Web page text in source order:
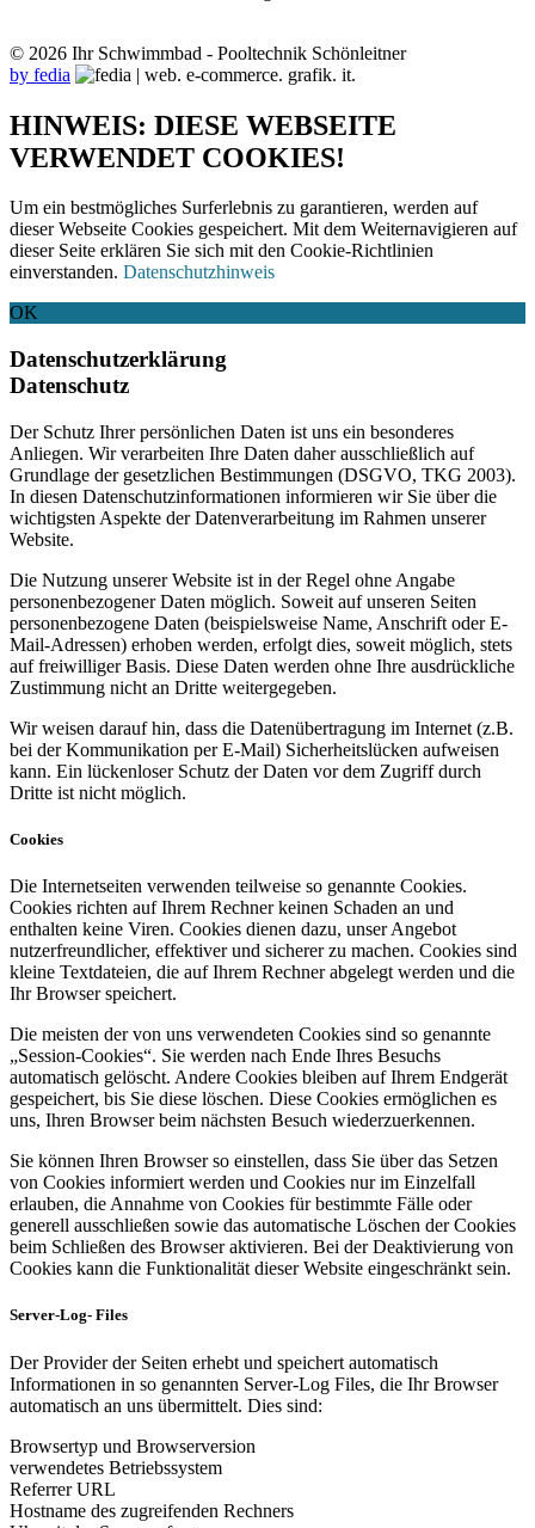
© 2026 Ihr Schwimmbad - Pooltechnik Schönleitner
by fedia
HINWEIS: DIESE WEBSEITE
VERWENDET COOKIES!
Um ein bestmögliches Surferlebnis zu garantieren, werden auf
dieser Webseite Cookies gespeichert. Mit dem Weiternavigieren auf
dieser Seite erklären Sie sich mit den Cookie-Richtlinien
einverstanden. Datenschutzhinweis
OK
Datenschutzerklärung
Datenschutz
Der Schutz Ihrer persönlichen Daten ist uns ein besonderes
Anliegen. Wir verarbeiten Ihre Daten daher ausschließlich auf
Grundlage der gesetzlichen Bestimmungen (DSGVO, TKG 2003).
In diesen Datenschutzinformationen informieren wir Sie über die
wichtigsten Aspekte der Datenverarbeitung im Rahmen unserer
Website.
Die Nutzung unserer Website ist in der Regel ohne Angabe
personenbezogener Daten möglich. Soweit auf unseren Seiten
personenbezogene Daten (beispielsweise Name, Anschrift oder E-
Mail-Adressen) erhoben werden, erfolgt dies, soweit möglich, stets
auf freiwilliger Basis. Diese Daten werden ohne Ihre ausdrückliche
Zustimmung nicht an Dritte weitergegeben.
Wir weisen darauf hin, dass die Datenübertragung im Internet (z.B.
bei der Kommunikation per E-Mail) Sicherheitslücken aufweisen
kann. Ein lückenloser Schutz der Daten vor dem Zugriff durch
Dritte ist nicht möglich.
Cookies
Die Internetseiten verwenden teilweise so genannte Cookies.
Cookies richten auf Ihrem Rechner keinen Schaden an und
enthalten keine Viren. Cookies dienen dazu, unser Angebot
nutzerfreundlicher, effektiver und sicherer zu machen. Cookies sind
kleine Textdateien, die auf Ihrem Rechner abgelegt werden und die
Ihr Browser speichert.
Die meisten der von uns verwendeten Cookies sind so genannte
„Session-Cookies“. Sie werden nach Ende Ihres Besuchs
automatisch gelöscht. Andere Cookies bleiben auf Ihrem Endgerät
gespeichert, bis Sie diese löschen. Diese Cookies ermöglichen es
uns, Ihren Browser beim nächsten Besuch wiederzuerkennen.
Sie können Ihren Browser so einstellen, dass Sie über das Setzen
von Cookies informiert werden und Cookies nur im Einzelfall
erlauben, die Annahme von Cookies für bestimmte Fälle oder
generell ausschließen sowie das automatische Löschen der Cookies
beim Schließen des Browser aktivieren. Bei der Deaktivierung von
Cookies kann die Funktionalität dieser Website eingeschränkt sein.
Server-Log- Files
Der Provider der Seiten erhebt und speichert automatisch
Informationen in so genannten Server-Log Files, die Ihr Browser
automatisch an uns übermittelt. Dies sind:
Browsertyp und Browserversion
verwendetes Betriebssystem
Referrer URL
Hostname des zugreifenden Rechners